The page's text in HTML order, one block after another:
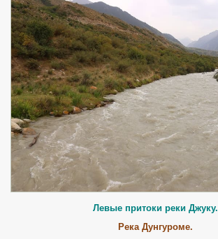
Левые притоки реки Джуку.
Река Дунгуроме.